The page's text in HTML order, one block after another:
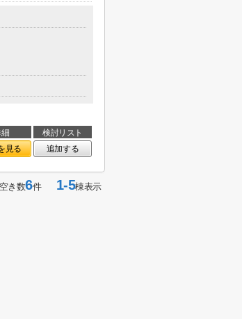
検討リスト
見る 追加する
き数6件1-5棟表示